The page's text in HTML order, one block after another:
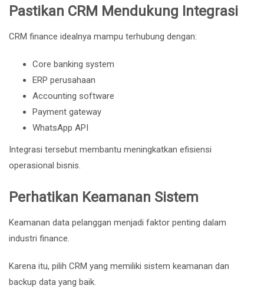
Pastikan CRM Mendukung Integrasi
CRM finance idealnya mampu terhubung dengan:
Core banking system
ERP perusahaan
Accounting software
Payment gateway
WhatsApp API
Integrasi tersebut membantu meningkatkan efisiensi
operasional bisnis.
Perhatikan Keamanan Sistem
Keamanan data pelanggan menjadi faktor penting dalam
industri finance.
Karena itu, pilih CRM yang memiliki sistem keamanan dan
backup data yang baik.